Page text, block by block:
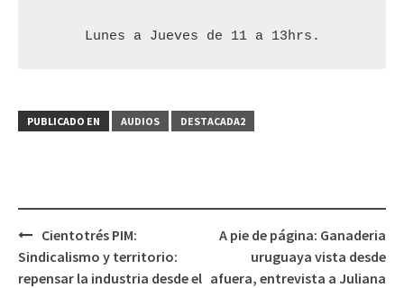
Lunes a Jueves de 11 a 13hrs.
PUBLICADO EN AUDIOS DESTACADA2
Navegación
de
Cientotrés PIM:
Sindicalismo y territorio:
repensar la industria desde el
A pie de página: Ganaderia
uruguaya vista desde
afuera, entrevista a Juliana